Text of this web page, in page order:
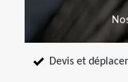
Devis et